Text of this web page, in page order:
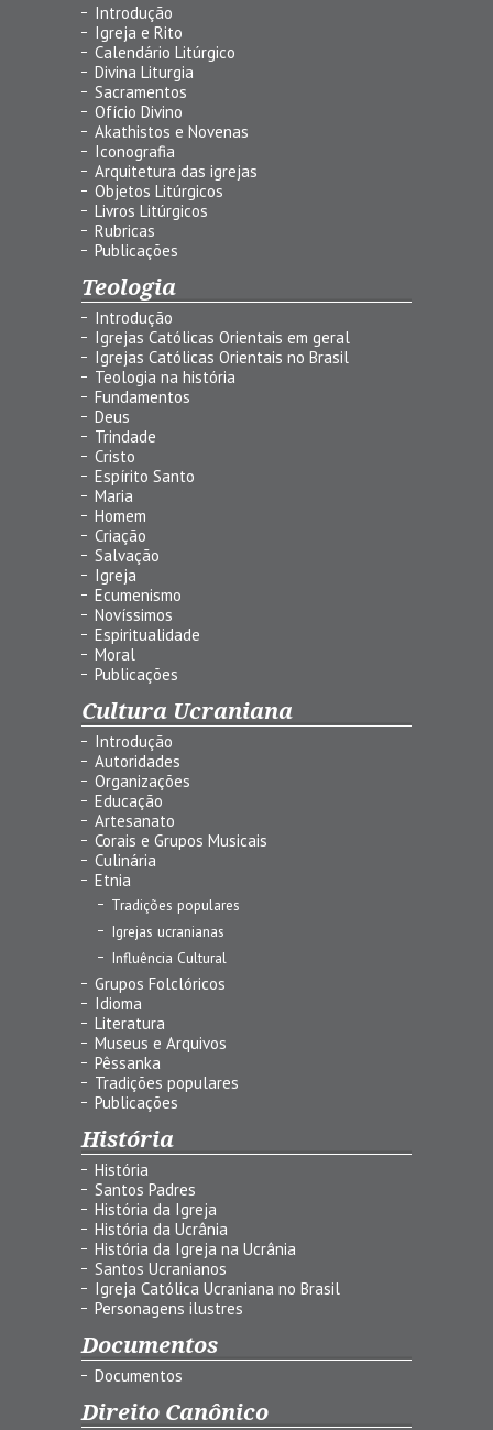
Introdução
Igreja e Rito
Calendário Litúrgico
Divina Liturgia
Sacramentos
Ofício Divino
Akathistos e Novenas
Iconografia
Arquitetura das igrejas
Objetos Litúrgicos
Livros Litúrgicos
Rubricas
Publicações
Teologia
Introdução
Igrejas Católicas Orientais em geral
Igrejas Católicas Orientais no Brasil
Teologia na história
Fundamentos
Deus
Trindade
Cristo
Espírito Santo
Maria
Homem
Criação
Salvação
Igreja
Ecumenismo
Novíssimos
Espiritualidade
Moral
Publicações
Cultura Ucraniana
Introdução
Autoridades
Organizações
Educação
Artesanato
Corais e Grupos Musicais
Culinária
Etnia
Tradições populares
Igrejas ucranianas
Influência Cultural
Grupos Folclóricos
Idioma
Literatura
Museus e Arquivos
Pêssanka
Tradições populares
Publicações
História
História
Santos Padres
História da Igreja
História da Ucrânia
História da Igreja na Ucrânia
Santos Ucranianos
Igreja Católica Ucraniana no Brasil
Personagens ilustres
Documentos
Documentos
Direito Canônico